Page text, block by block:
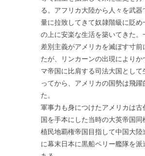
る。アフリカ大陸から人々を武器
量に拉致してきて奴隷階級に貶め
の上に安楽な生活を築いてきた。
差別主義がアメリカを滅ぼす寸前
たが、リンカーンの出現によりか
マ帝国に比肩する司法大国として
ってから、アメリカの国勢は飛躍
た。
軍事力も身につけたアメリカは古
国を手本にした当時の大英帝国同
植民地覇権帝国目指して中国大陸
に幕末日本に黒船ペリー艦隊を派